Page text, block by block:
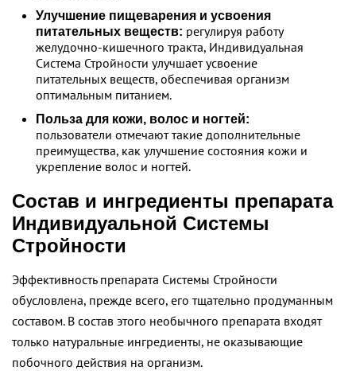
Улучшение пищеварения и усвоения
питательных веществ: регулируя работу
желудочно-кишечного тракта, Индивидуальная
Система Стройности улучшает усвоение
питательных веществ, обеспечивая организм
оптимальным питанием.
Польза для кожи, волос и ногтей:
пользователи отмечают такие дополнительные
преимущества, как улучшение состояния кожи и
укрепление волос и ногтей.
Состав и ингредиенты препарата
Индивидуальной Системы
Стройности
Эффективность препарата Системы Стройности
обусловлена, прежде всего, его тщательно продуманным
составом. В состав этого необычного препарата входят
только натуральные ингредиенты, не оказывающие
побочного действия на организм.